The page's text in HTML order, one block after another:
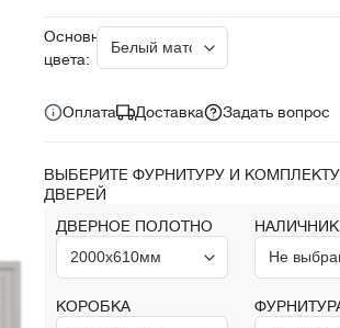
Основные
цвета:
Оплата Доставка Задать вопрос
ВЫБЕРИТЕ ФУРНИТУРУ И
ДВЕРЕЙ
ДВЕРНОЕ ПОЛОТНО
КОРОБКА
НАЛИЧНИК